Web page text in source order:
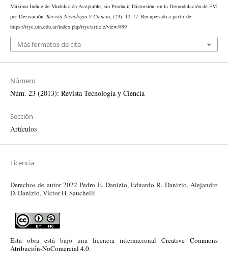
Máximo Índice de Modulación Aceptable, sin Producir Distorsión, en la Demodulación de FM
por Derivación. Revista Tecnología Y Ciencia, (23), 12–17. Recuperado a partir de
https://rtyc.utn.edu.ar/index.php/rtyc/article/view/899
Más formatos de cita
Número
Núm. 23 (2013): Revista Tecnología y Ciencia
Sección
Artículos
Licencia
Derechos de autor 2022 Pedro E. Danizio, Eduardo R. Danizio, Alejandro
D. Danizio, Víctor H. Sauchelli
Esta obra está bajo una licencia internacionalCreative Commons
Atribución-NoComercial 4.0.